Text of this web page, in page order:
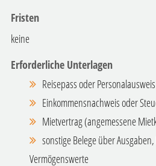
Fristen
keine
Erforderliche Unterlagen
Reisepass oder Personalausweis
Einkommensnachweis oder
Mietvertrag (angemessene
sonstige Belege über
Vermögenswerte